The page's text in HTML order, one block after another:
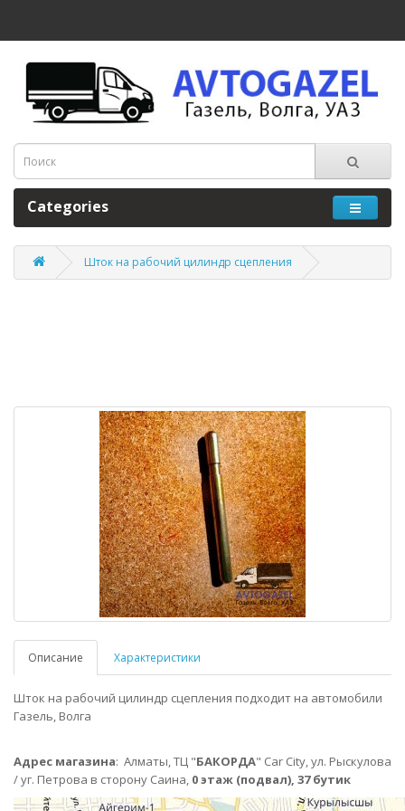
Categories
Шток на рабочий цилиндр сцепления
Описание Характеристики
Шток на рабочий цилиндр сцепления подходит на автомобили
Газель, Волга
Адрес магазина: Алматы,ТЦ "БАКОРДА" Car City, ул. Рыскулова
/ уг. Петрова в сторону Саина, 0 этаж (подвал), 37 бутик